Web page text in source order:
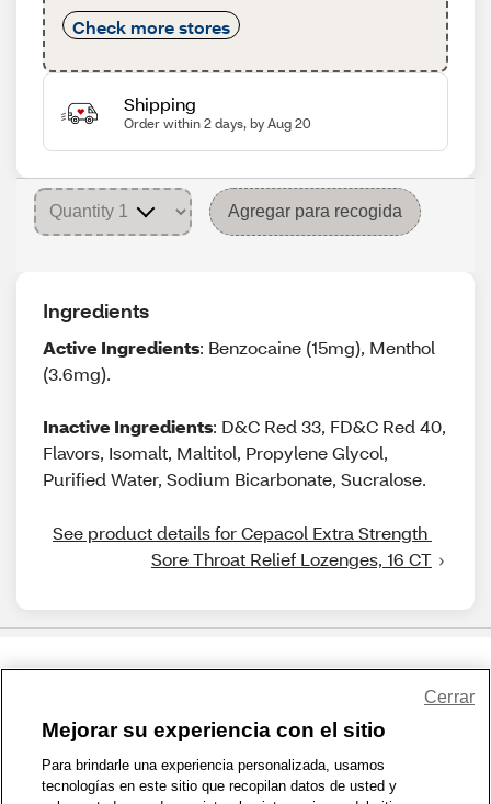
Check more stores
Shipping
Order within 2 days, by Aug 20
Agregar para recogida
Ingredients
Active Ingredients: Benzocaine (15mg), Menthol
(3.6mg).
Inactive Ingredients: D&C Red 33, FD&C Red 40,
Flavors, Isomalt, Maltitol, Propylene Glycol,
Purified Water, Sodium Bicarbonate, Sucralose.
See product details for Cepacol Extra Strength
Sore Throat Relief Lozenges, 16 CT
1-800-679-9691 | Contáctenos | Términos de Uso | Accesibilidad
Política de Privacidad | WA Privacy Policy | Mapa del sitio
Mejorar su experiencia con el sitio
Para brindarle una experiencia personalizada, usamos
tecnologías en este sitio que recopilan datos de usted y
Cerrar